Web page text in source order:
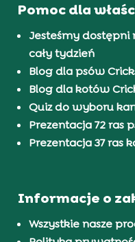
Pomoc dla
Jesteśmy dostępni
cały tydzień
Blog dla psów
Blog dla kotów
Quiz do wyboru
Prezentacja 72 ras
Prezentacja 37 ras
Informacje o
Wszystkie nasze